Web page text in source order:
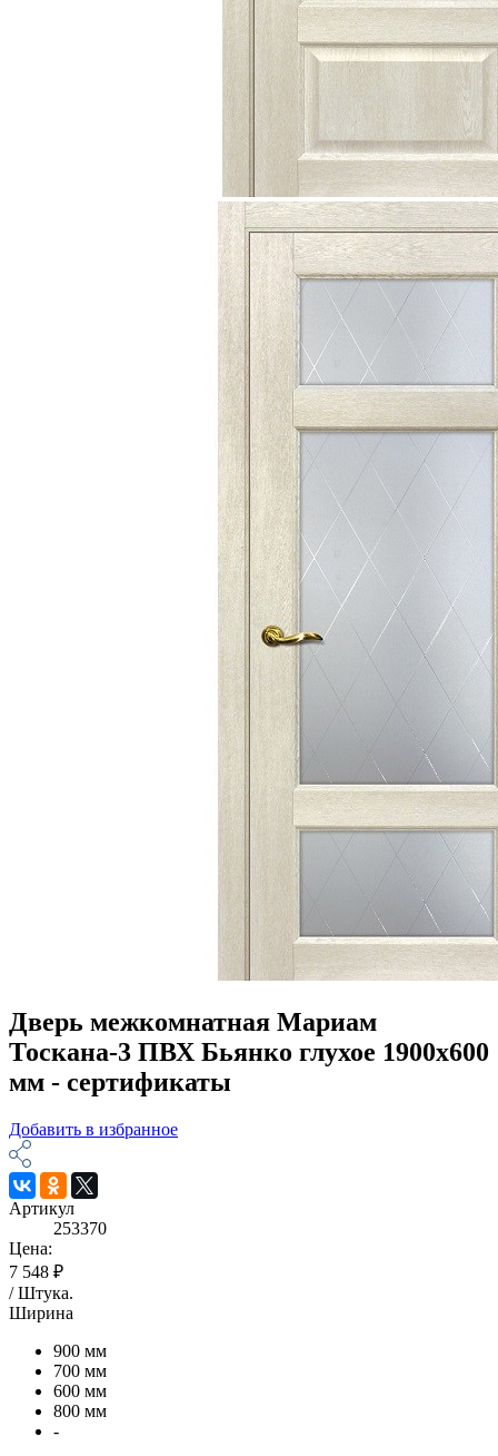
Дверь межкомнатная Мариам
Тоскана-3 ПВХ Бьянко глухое 1900х600
мм - сертификаты
Добавить в избранное
Артикул
253370
Цена:
7 548 ₽
/Штука.
Ширина
900 мм
700 мм
600 мм
800 мм
-